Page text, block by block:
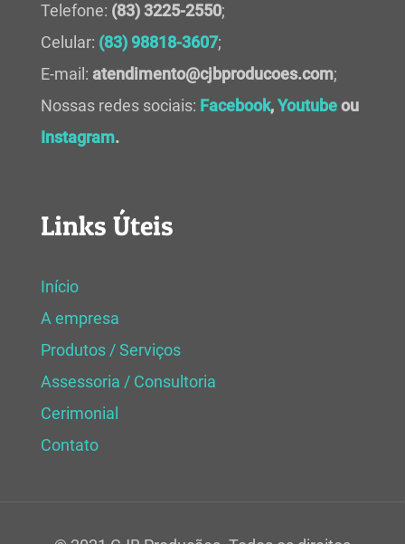
Telefone: (83) 3225-2550;
Celular: (83) 98818-3607;
E-mail: atendimento@cjbproducoes.com;
Nossas redes sociais: Facebook,Youtubeou
Instagram.
Links Úteis
Início
A empresa
Produtos / Serviços
Assessoria / Consultoria
Cerimonial
Contato